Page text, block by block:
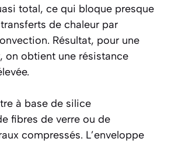
total, ce qui bloque presque
de chaleur par
Résultat, pour une
on obtient une résistance
à base de silice
fibres de verre ou de
compressés. L’enveloppe